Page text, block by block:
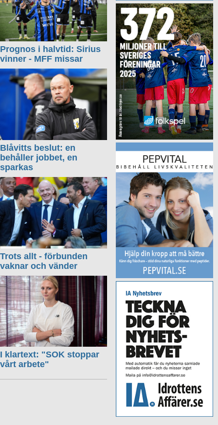
Prognos i halvtid: Sirius
vinner - MFF missar
Blåvitts beslut: en
behåller jobbet, en
sparkas
Trots allt - förbunden
vaknar och vänder
I klartext: "SOK stoppar
vårt arbete"